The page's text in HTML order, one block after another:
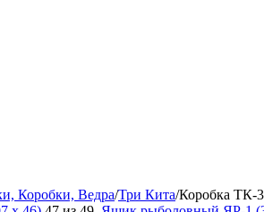
Коробки, Ведра/Три Кита/Коробка ТК-